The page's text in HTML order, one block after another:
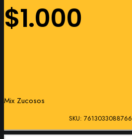
$1.000
Mix Zucosos
SKU: 7613033088766